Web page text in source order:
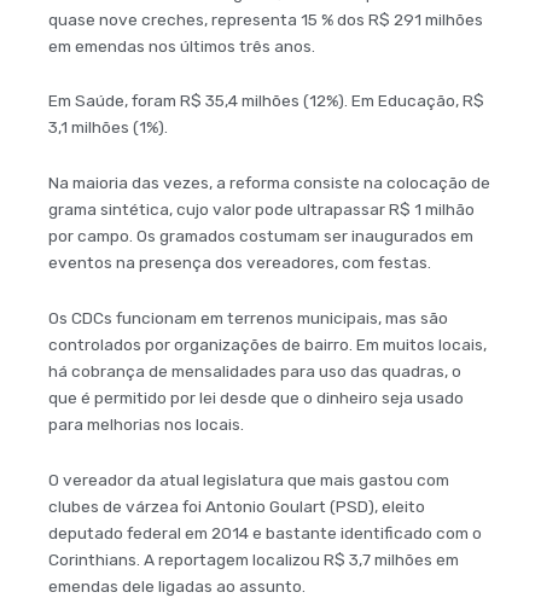
quase nove creches, representa 15 % dos R$ 291 milhões
em emendas nos últimos três anos.
Em Saúde, foram R$ 35,4 milhões (12%). Em Educação, R$
3,1 milhões (1%).
Na maioria das vezes, a reforma consiste na colocação de
grama sintética, cujo valor pode ultrapassar R$ 1 milhão
por campo. Os gramados costumam ser inaugurados em
eventos na presença dos vereadores, com festas.
Os CDCs funcionam em terrenos municipais, mas são
controlados por organizações de bairro. Em muitos locais,
há cobrança de mensalidades para uso das quadras, o
que é permitido por lei desde que o dinheiro seja usado
para melhorias nos locais.
O vereador da atual legislatura que mais gastou com
clubes de várzea foi Antonio Goulart (PSD), eleito
deputado federal em 2014 e bastante identificado com o
Corinthians. A reportagem localizou R$ 3,7 milhões em
emendas dele ligadas ao assunto.